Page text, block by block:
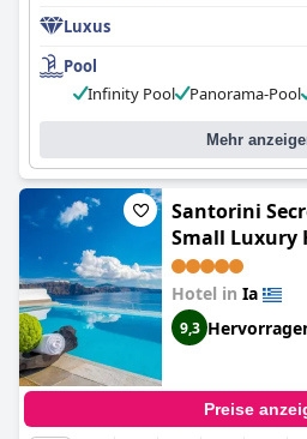
Gästen eine entspannende
Service des Hotels und das
Katikies Santorini zum besten Hotel
als eines der besten Hotels der Welt.
Luxus
Pool
Infinity Pool
Panorama-Pool
Mehr
Santorini
Small Luxury
Hotel in Ia
9,3
Preise